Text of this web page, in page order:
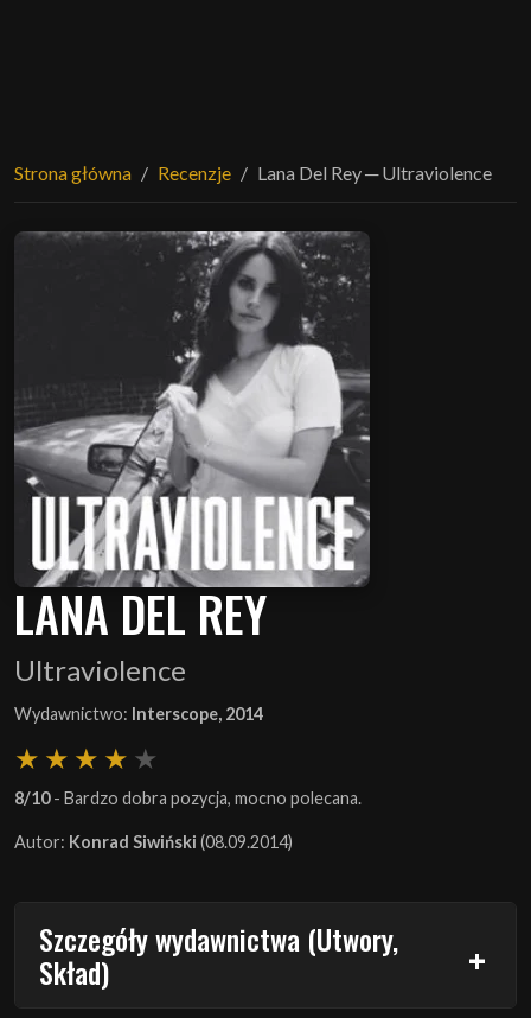
Strona główna Recenzje Lana Del Rey ─ Ultraviolence
LANA DEL REY
Ultraviolence
Wydawnictwo: Interscope, 2014
8/10- Bardzo dobra pozycja, mocno polecana.
Autor: Konrad Siwiński (08.09.2014)
Szczegóły wydawnictwa (Utwory,
Skład)